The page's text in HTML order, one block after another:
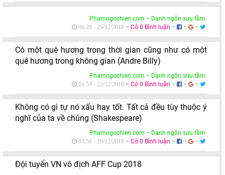
Phamngochien.com − Danh ngôn sưu tầm
06:28 - 25/12/2018 − Có 0 Bình luận − − −
Có một quê hương trong thời gian cũng như có một
quê hương trong không gian (Andre Billy)
Phamngochien.com − Danh ngôn sưu tầm
16:59 - 22/12/2018 − Có 0 Bình luận − − −
Không có gì tự nó xấu hay tốt. Tất cả đều tùy thuộc ý
nghĩ của ta về chúng (Shakespeare)
Phamngochien.com − Danh ngôn sưu tầm
03:56 - 19/12/2018 − Có 0 Bình luận − − −
Đội tuyển VN vô địch AFF Cup 2018